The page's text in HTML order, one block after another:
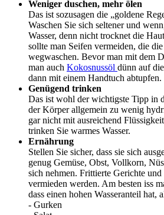
Weniger duschen, mehr ölen
Das ist sozusagen die „goldene
Waschen Sie sich seltener und
Wasser, denn nicht trocknet die
sollte man Seifen vermeiden, die
wegwaschen. Bevor man mit dem
man auch Kokosnussöl dünn auf
dann mit einem Handtuch abtupfen.
Genügend trinken
Das ist wohl der wichtigste Tipp in
der Körper allgemein zu wenig
gar nicht mit ausreichend
trinken Sie warmes Wasser.
Ernährung
Stellen Sie sicher, dass sie sich
genug Gemüse, Obst, Vollkorn,
sich nehmen. Frittierte Gerichte
vermieden werden. Am besten iss
dass einen hohen Wasseranteil hat,
- Gurken